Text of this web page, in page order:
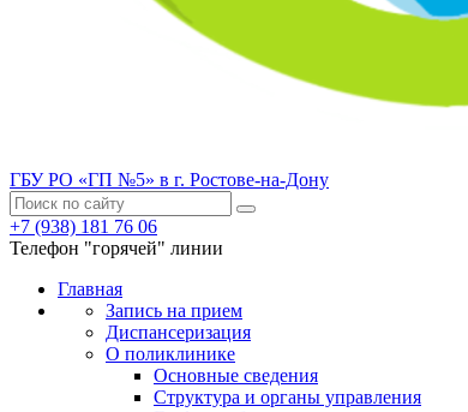
ГБУ РО «ГП №5» в г. Ростове-на-Дону
+7 (938) 181 76 06
Телефон "горячей" линии
Главная
Запись на прием
Диспансеризация
О поликлинике
Основные сведения
Структура и органы управления